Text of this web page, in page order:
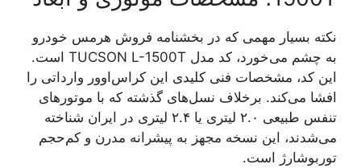
نکته بسیار مهمی که در بخشنامه فروش هرمس خودرو
به چشم می‌خورد، کد مدل TUCSON L-1500T است.
این کد، مشخصات فنی کلیدی این کراس‌اوور وارداتی را
افشا می‌کند. برخلاف نسل‌های گذشته که با موتورهای
تنفس طبیعی ۲.۰ لیتری یا ۲.۴ لیتری در ایران شناخته
می‌شدند، این نسخه مجهز به پیشرانه مدرن و کم‌حجم
توربوشارژ است.